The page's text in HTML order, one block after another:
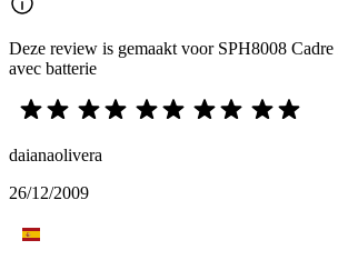
Deze review is gemaakt voor SPH8008
avec batterie
daianaolivera
26/12/2009